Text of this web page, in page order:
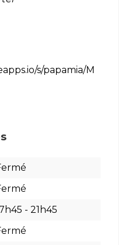
s/papamia/M
- 21h45